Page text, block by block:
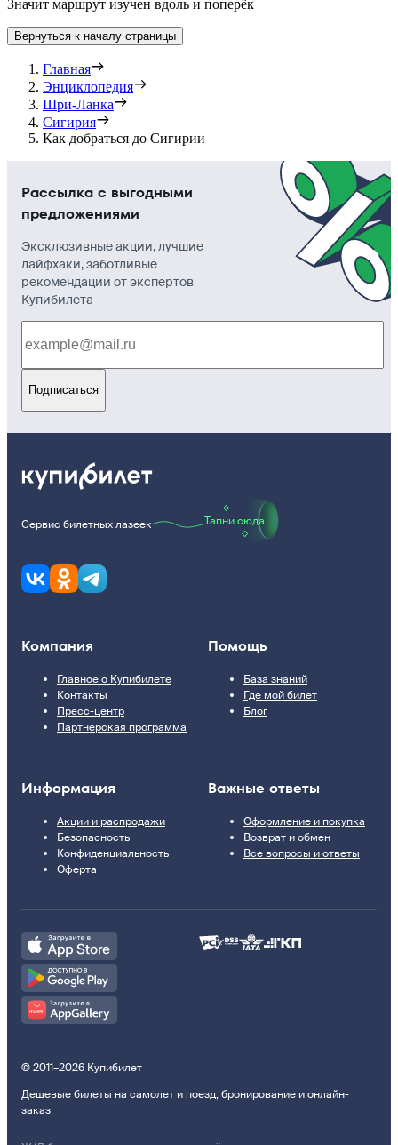
Значит маршрут изучен вдоль и поперёк
Вернуться к началу страницы
Главная
Энциклопедия
Шри-Ланка
Сигирия
Как добраться до Сигирии
Рассылка с выгодными
предложениями
Эксклюзивные акции, лучшие
лайфхаки, заботливые
рекомендации от экспертов
Купибилета
Подписаться
Сервис билетных лазеек Тапни сюда
Компания
Главное о Купибилете
Контакты
Пресс-центр
Партнерская программа
Помощь
База знаний
Где мой билет
Блог
Информация
Акции и распродажи
Безопасность
Конфиденциальность
Оферта
Важные ответы
Оформление и покупка
Возврат и обмен
Все вопросы и ответы
© 2011–2026 Купибилет
Дешевые билеты на самолет и поезд, бронирование и онлайн-
заказ